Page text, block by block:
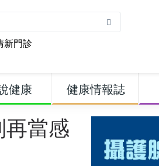
新門診
健康 健康情報誌
當感